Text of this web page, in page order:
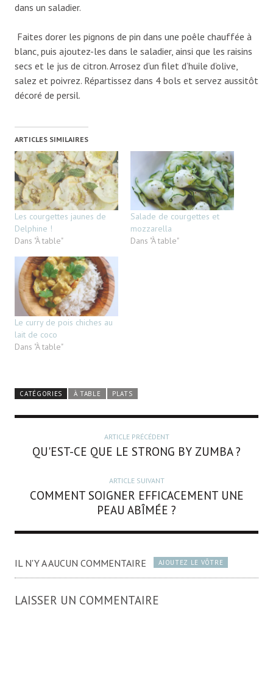
dans un saladier.
Faites dorer les pignons de pin dans une poêle chauffée à
blanc, puis ajoutez-les dans le saladier, ainsi que les raisins
secs et le jus de citron. Arrosez d’un filet d’huile d’olive,
salez et poivrez. Répartissez dans 4 bols et servez aussitôt
décoré de persil.
ARTICLES SIMILAIRES
Les courgettes jaunes de
Delphine !
Dans "À table"
Salade de courgettes et
mozzarella
Dans "À table"
Le curry de pois chiches au
lait de coco
Dans "À table"
CATÉGORIES À TABLE PLATS
ARTICLE PRÉCÉDENT
QU'EST-CE QUE LE STRONG BY ZUMBA ?
ARTICLE SUIVANT
COMMENT SOIGNER EFFICACEMENT UNE
PEAU ABÎMÉE ?
IL N'Y A AUCUN COMMENTAIRE AJOUTEZ LE VÔTRE
LAISSER UN COMMENTAIRE